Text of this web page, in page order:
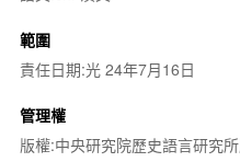
範圍
責任日期:光 24年7月16日
管理權
版權:中央研究院歷史語言研究